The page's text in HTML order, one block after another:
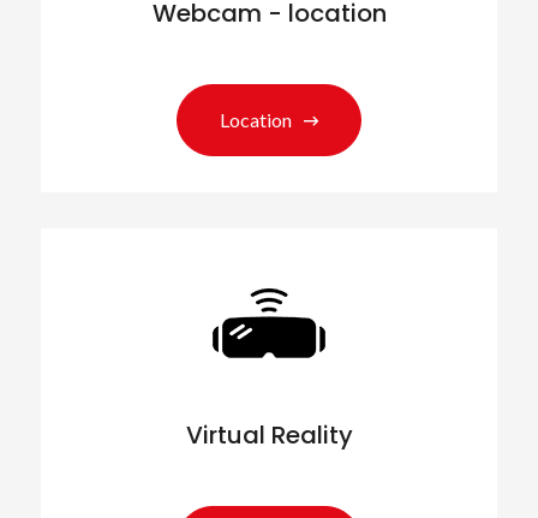
Webcam - location
Location
Virtual Reality